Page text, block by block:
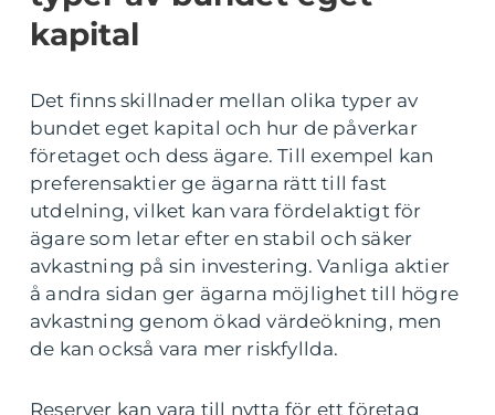
kapital
Det finns skillnader mellan olika typer av
bundet eget kapital och hur de påverkar
företaget och dess ägare. Till exempel kan
preferensaktier ge ägarna rätt till fast
utdelning, vilket kan vara fördelaktigt för
ägare som letar efter en stabil och säker
avkastning på sin investering. Vanliga aktier
å andra sidan ger ägarna möjlighet till högre
avkastning genom ökad värdeökning, men
de kan också vara mer riskfyllda.
Reserver kan vara till nytta för ett företag